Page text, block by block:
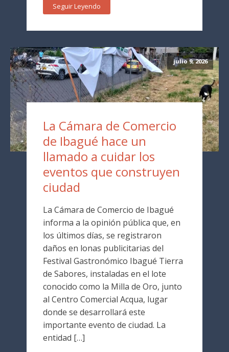
Seguir Leyendo
julio 9, 2026
La Cámara de Comercio
de Ibagué hace un
llamado a cuidar los
eventos que construyen
ciudad
La Cámara de Comercio de Ibagué
informa a la opinión pública que, en
los últimos días, se registraron
daños en lonas publicitarias del
Festival Gastronómico Ibagué Tierra
de Sabores, instaladas en el lote
conocido como la Milla de Oro, junto
al Centro Comercial Acqua, lugar
donde se desarrollará este
importante evento de ciudad. La
entidad […]